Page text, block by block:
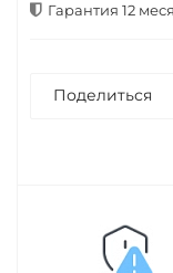
Гарантия 12
Поделиться